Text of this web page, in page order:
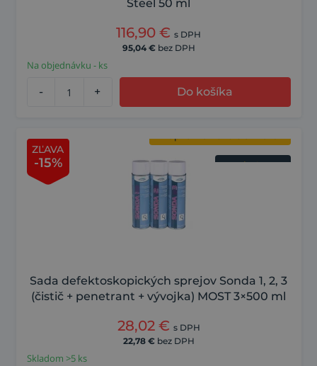
Steel 50 ml
116,90 € s DPH
95,04 € bez DPH
Na objednávku - ks
- + Do košíka
ZĽAVA
-15%
kapilárna kontrola zvaru
Sada defektoskopických sprejov Sonda 1, 2, 3
(čistič + penetrant + vývojka) MOST 3×500 ml
28,02 € s DPH
22,78 € bez DPH
Skladom >5 ks